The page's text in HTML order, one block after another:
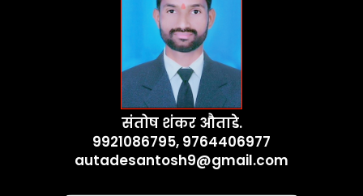
संतोष शंकर औताडे.
9921086795, 9764406977
autadesantosh9@gmail.com